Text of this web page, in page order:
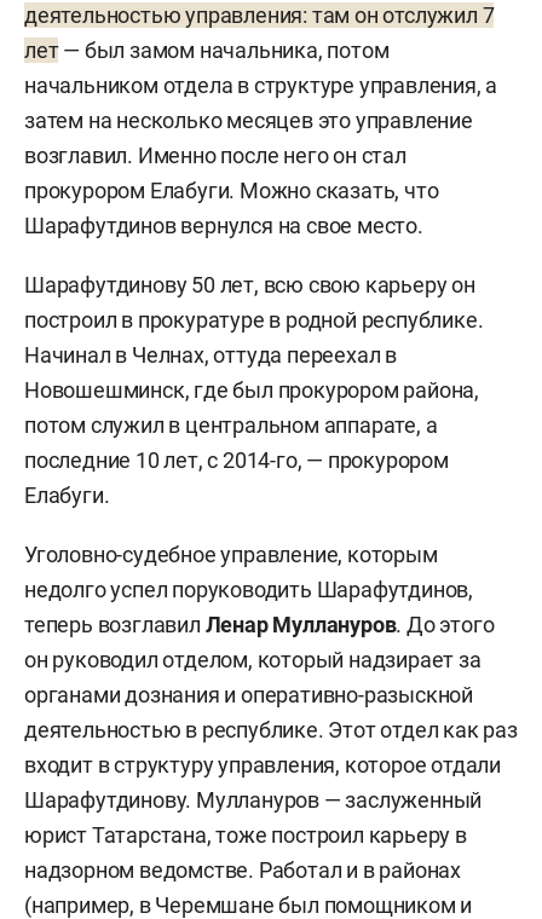
деятельностью управления: там он отслужил 7
лет— был замом начальника, потом
начальником отдела в структуре управления, а
затем на несколько месяцев это управление
возглавил. Именно после него он стал
прокурором Елабуги. Можно сказать, что
Шарафутдинов вернулся на свое место.
Шарафутдинову 50 лет, всю свою карьеру он
построил в прокуратуре в родной республике.
Начинал в Челнах, оттуда переехал в
Новошешминск, где был прокурором района,
потом служил в центральном аппарате, а
последние 10 лет, с 2014-го, — прокурором
Елабуги.
Уголовно-судебное управление, которым
недолго успел поруководить Шарафутдинов,
теперь возглавил Ленар Муллануров. До этого
он руководил отделом, который надзирает за
органами дознания и оперативно-разыскной
деятельностью в республике. Этот отдел как раз
входит в структуру управления, которое отдали
Шарафутдинову. Муллануров — заслуженный
юрист Татарстана, тоже построил карьеру в
надзорном ведомстве. Работал и в районах
(например, в Черемшане был помощником и